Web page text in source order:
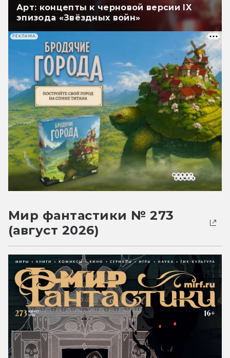
Арт: концепты к черновой версии IX
эпизода «Звёздных войн»
РЕКЛАМА
Мир фантастики № 273
(август 2026)